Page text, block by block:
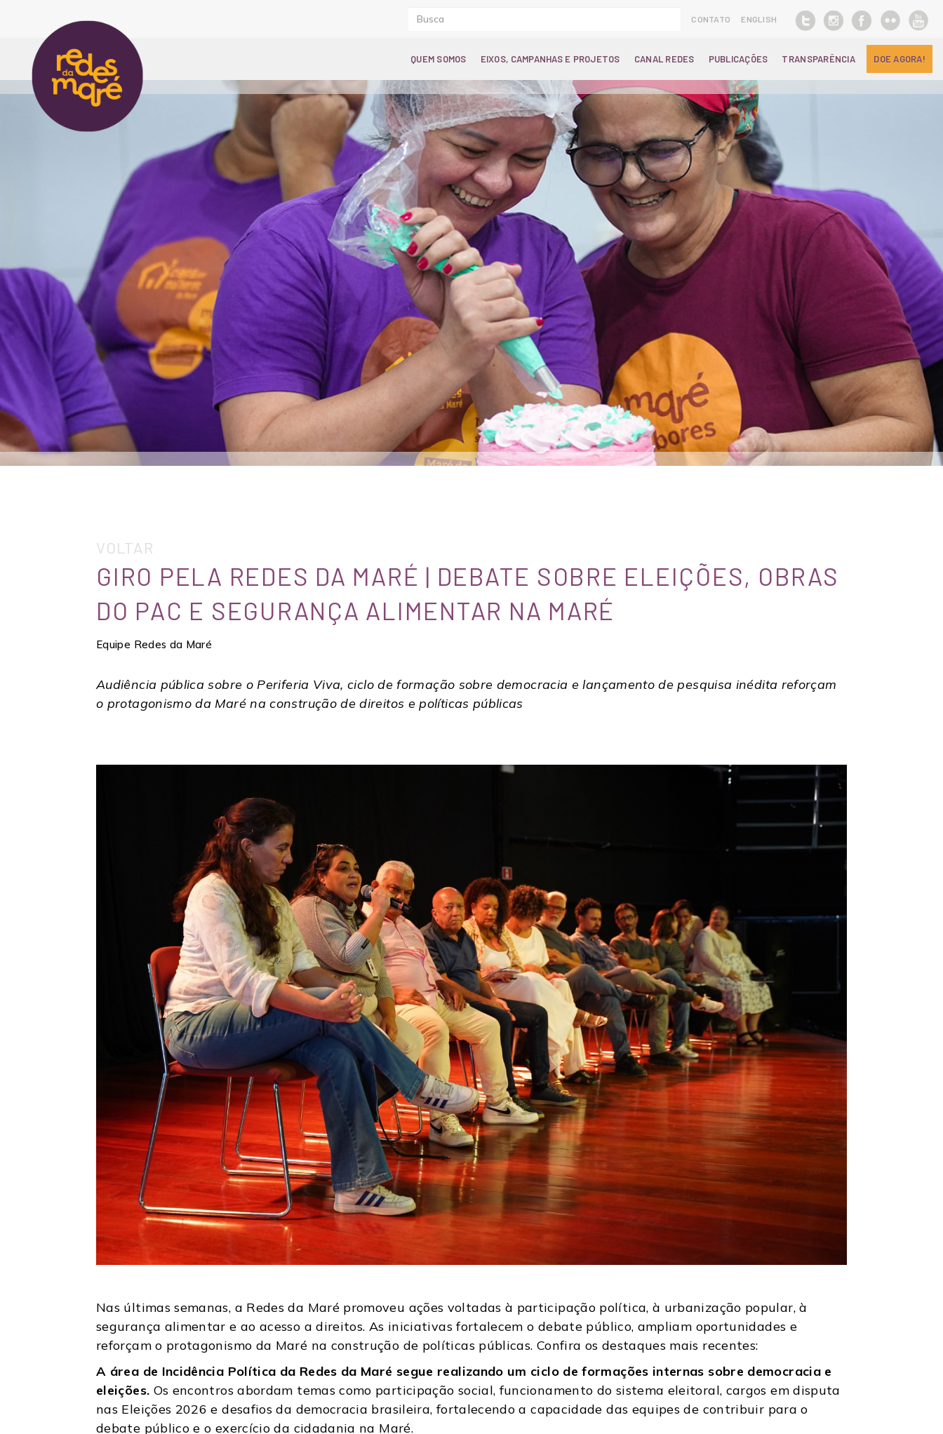
CONTATO ENGLISH
QUEM SOMOS EIXOS, CAMPANHAS E PROJETOS CANAL REDES PUBLICAÇÕES TRANSPARÊNCIA DOE AGORA!
VOLTAR
GIRO PELA REDES DA MARÉ | DEBATE SOBRE ELEIÇÕES, OBRAS
DO PAC E SEGURANÇA ALIMENTAR NA MARÉ
Equipe Redes da Maré
Audiência pública sobre o Periferia Viva, ciclo de formação sobre democracia e lançamento de pesquisa inédita reforçam
o protagonismo da Maré na construção de direitos e políticas públicas
Nas últimas semanas, a Redes da Maré promoveu ações voltadas à participação política, à urbanização popular, à
segurança alimentar e ao acesso a direitos. As iniciativas fortalecem o debate público, ampliam oportunidades e
reforçam o protagonismo da Maré na construção de políticas públicas. Confira os destaques mais recentes:
A área de Incidência Política da Redes da Maré segue realizando um ciclo de formações internas sobre democracia e
eleições. Os encontros abordam temas como participação social, funcionamento do sistema eleitoral, cargos em disputa
nas Eleições 2026 e desafios da democracia brasileira, fortalecendo a capacidade das equipes de contribuir para o
debate público e o exercício da cidadania na Maré.